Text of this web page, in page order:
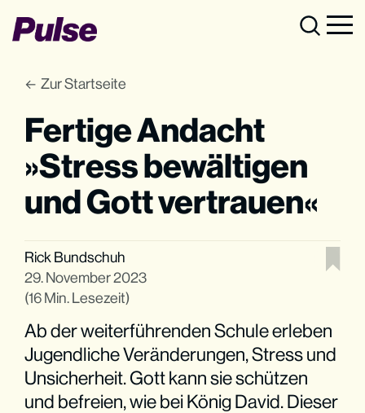
Zur Startseite
Fertige Andacht
»Stress bewältigen
und Gott vertrauen«
Rick Bundschuh
29. November 2023
(16 Min. Lesezeit)
Ab der weiterführenden Schule erleben
Jugendliche Veränderungen, Stress und
Unsicherheit. Gott kann sie schützen
und befreien, wie bei König David. Dieser